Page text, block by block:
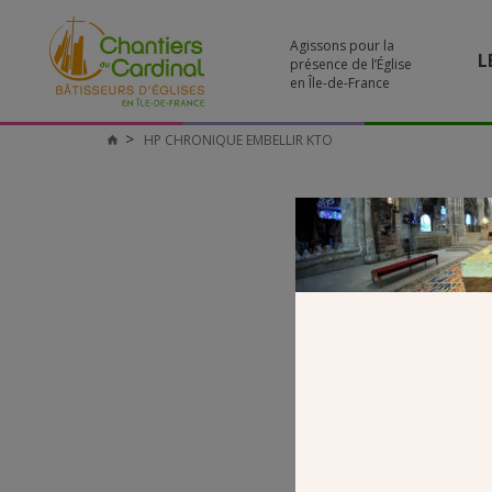
Agissons pour la
présence de l’Église
en Île-de-France
Chantiers
HP CHRONIQUE EMBELLIR KTO
HP